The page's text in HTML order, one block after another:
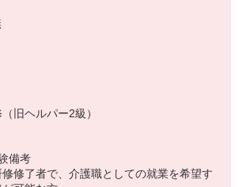
旧ヘルパー2級）
備考
修了者で、介護職としての就業を希望す